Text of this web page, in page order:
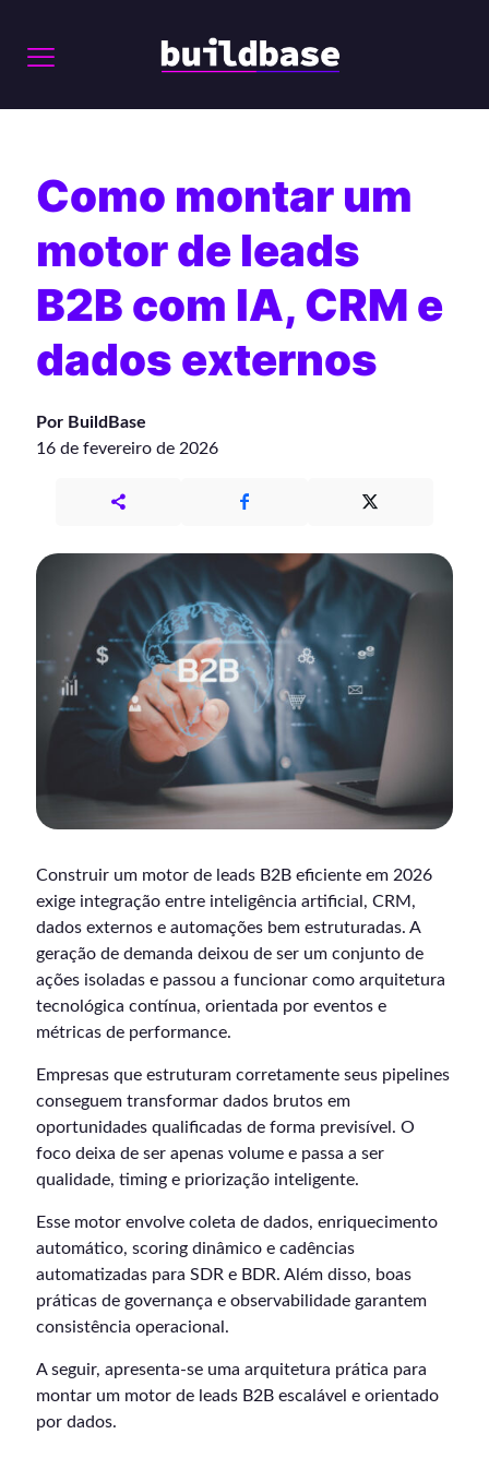
Como montar um
motor de leads
B2B com IA, CRM e
dados externos
Por BuildBase
16 de fevereiro de 2026
Construir um motor de leads B2B eficiente em 2026
exige integração entre inteligência artificial, CRM,
dados externos e automações bem estruturadas. A
geração de demanda deixou de ser um conjunto de
ações isoladas e passou a funcionar como arquitetura
tecnológica contínua, orientada por eventos e
métricas de performance.
Empresas que estruturam corretamente seus pipelines
conseguem transformar dados brutos em
oportunidades qualificadas de forma previsível. O
foco deixa de ser apenas volume e passa a ser
qualidade, timing e priorização inteligente.
Esse motor envolve coleta de dados, enriquecimento
automático, scoring dinâmico e cadências
automatizadas para SDR e BDR. Além disso, boas
práticas de governança e observabilidade garantem
consistência operacional.
A seguir, apresenta-se uma arquitetura prática para
montar um motor de leads B2B escalável e orientado
por dados.